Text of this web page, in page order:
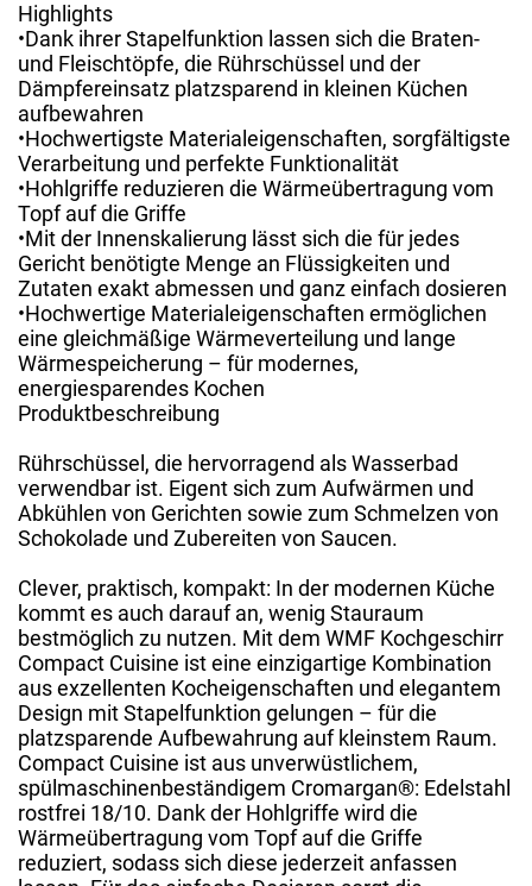
Highlights
•Dank ihrer Stapelfunktion lassen sich die Braten-
und Fleischtöpfe, die Rührschüssel und der
Dämpfereinsatz platzsparend in kleinen Küchen
aufbewahren
•Hochwertigste Materialeigenschaften, sorgfältigste
Verarbeitung und perfekte Funktionalität
•Hohlgriffe reduzieren die Wärmeübertragung vom
Topf auf die Griffe
•Mit der Innenskalierung lässt sich die für jedes
Gericht benötigte Menge an Flüssigkeiten und
Zutaten exakt abmessen und ganz einfach dosieren
•Hochwertige Materialeigenschaften ermöglichen
eine gleichmäßige Wärmeverteilung und lange
Wärmespeicherung – für modernes,
energiesparendes Kochen
Produktbeschreibung
Rührschüssel, die hervorragend als Wasserbad
verwendbar ist. Eigent sich zum Aufwärmen und
Abkühlen von Gerichten sowie zum Schmelzen von
Schokolade und Zubereiten von Saucen.
Clever, praktisch, kompakt: In der modernen Küche
kommt es auch darauf an, wenig Stauraum
bestmöglich zu nutzen. Mit dem WMF Kochgeschirr
Compact Cuisine ist eine einzigartige Kombination
aus exzellenten Kocheigenschaften und elegantem
Design mit Stapelfunktion gelungen – für die
platzsparende Aufbewahrung auf kleinstem Raum.
Compact Cuisine ist aus unverwüstlichem,
spülmaschinenbeständigem Cromargan®: Edelstahl
rostfrei 18/10. Dank der Hohlgriffe wird die
Wärmeübertragung vom Topf auf die Griffe
reduziert, sodass sich diese jederzeit anfassen